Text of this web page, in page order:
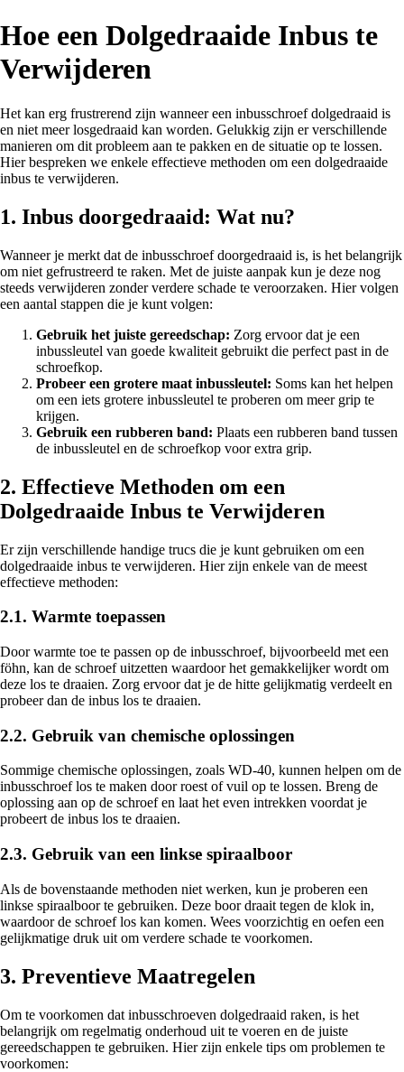
Hoe een Dolgedraaide Inbus te
Verwijderen
Het kan erg frustrerend zijn wanneer een inbusschroef dolgedraaid is
en niet meer losgedraaid kan worden. Gelukkig zijn er verschillende
manieren om dit probleem aan te pakken en de situatie op te lossen.
Hier bespreken we enkele effectieve methoden om een dolgedraaide
inbus te verwijderen.
1. Inbus doorgedraaid: Wat nu?
Wanneer je merkt dat de inbusschroef doorgedraaid is, is het belangrijk
om niet gefrustreerd te raken. Met de juiste aanpak kun je deze nog
steeds verwijderen zonder verdere schade te veroorzaken. Hier volgen
een aantal stappen die je kunt volgen:
Gebruik het juiste gereedschap: Zorg ervoor dat je een
inbussleutel van goede kwaliteit gebruikt die perfect past in de
schroefkop.
Probeer een grotere maat inbussleutel: Soms kan het helpen
om een iets grotere inbussleutel te proberen om meer grip te
krijgen.
Gebruik een rubberen band: Plaats een rubberen band tussen
de inbussleutel en de schroefkop voor extra grip.
2. Effectieve Methoden om een
Dolgedraaide Inbus te Verwijderen
Er zijn verschillende handige trucs die je kunt gebruiken om een
dolgedraaide inbus te verwijderen. Hier zijn enkele van de meest
effectieve methoden:
2.1. Warmte toepassen
Door warmte toe te passen op de inbusschroef, bijvoorbeeld met een
föhn, kan de schroef uitzetten waardoor het gemakkelijker wordt om
deze los te draaien. Zorg ervoor dat je de hitte gelijkmatig verdeelt en
probeer dan de inbus los te draaien.
2.2. Gebruik van chemische oplossingen
Sommige chemische oplossingen, zoals WD-40, kunnen helpen om de
inbusschroef los te maken door roest of vuil op te lossen. Breng de
oplossing aan op de schroef en laat het even intrekken voordat je
probeert de inbus los te draaien.
2.3. Gebruik van een linkse spiraalboor
Als de bovenstaande methoden niet werken, kun je proberen een
linkse spiraalboor te gebruiken. Deze boor draait tegen de klok in,
waardoor de schroef los kan komen. Wees voorzichtig en oefen een
gelijkmatige druk uit om verdere schade te voorkomen.
3. Preventieve Maatregelen
Om te voorkomen dat inbusschroeven dolgedraaid raken, is het
belangrijk om regelmatig onderhoud uit te voeren en de juiste
gereedschappen te gebruiken. Hier zijn enkele tips om problemen te
voorkomen: